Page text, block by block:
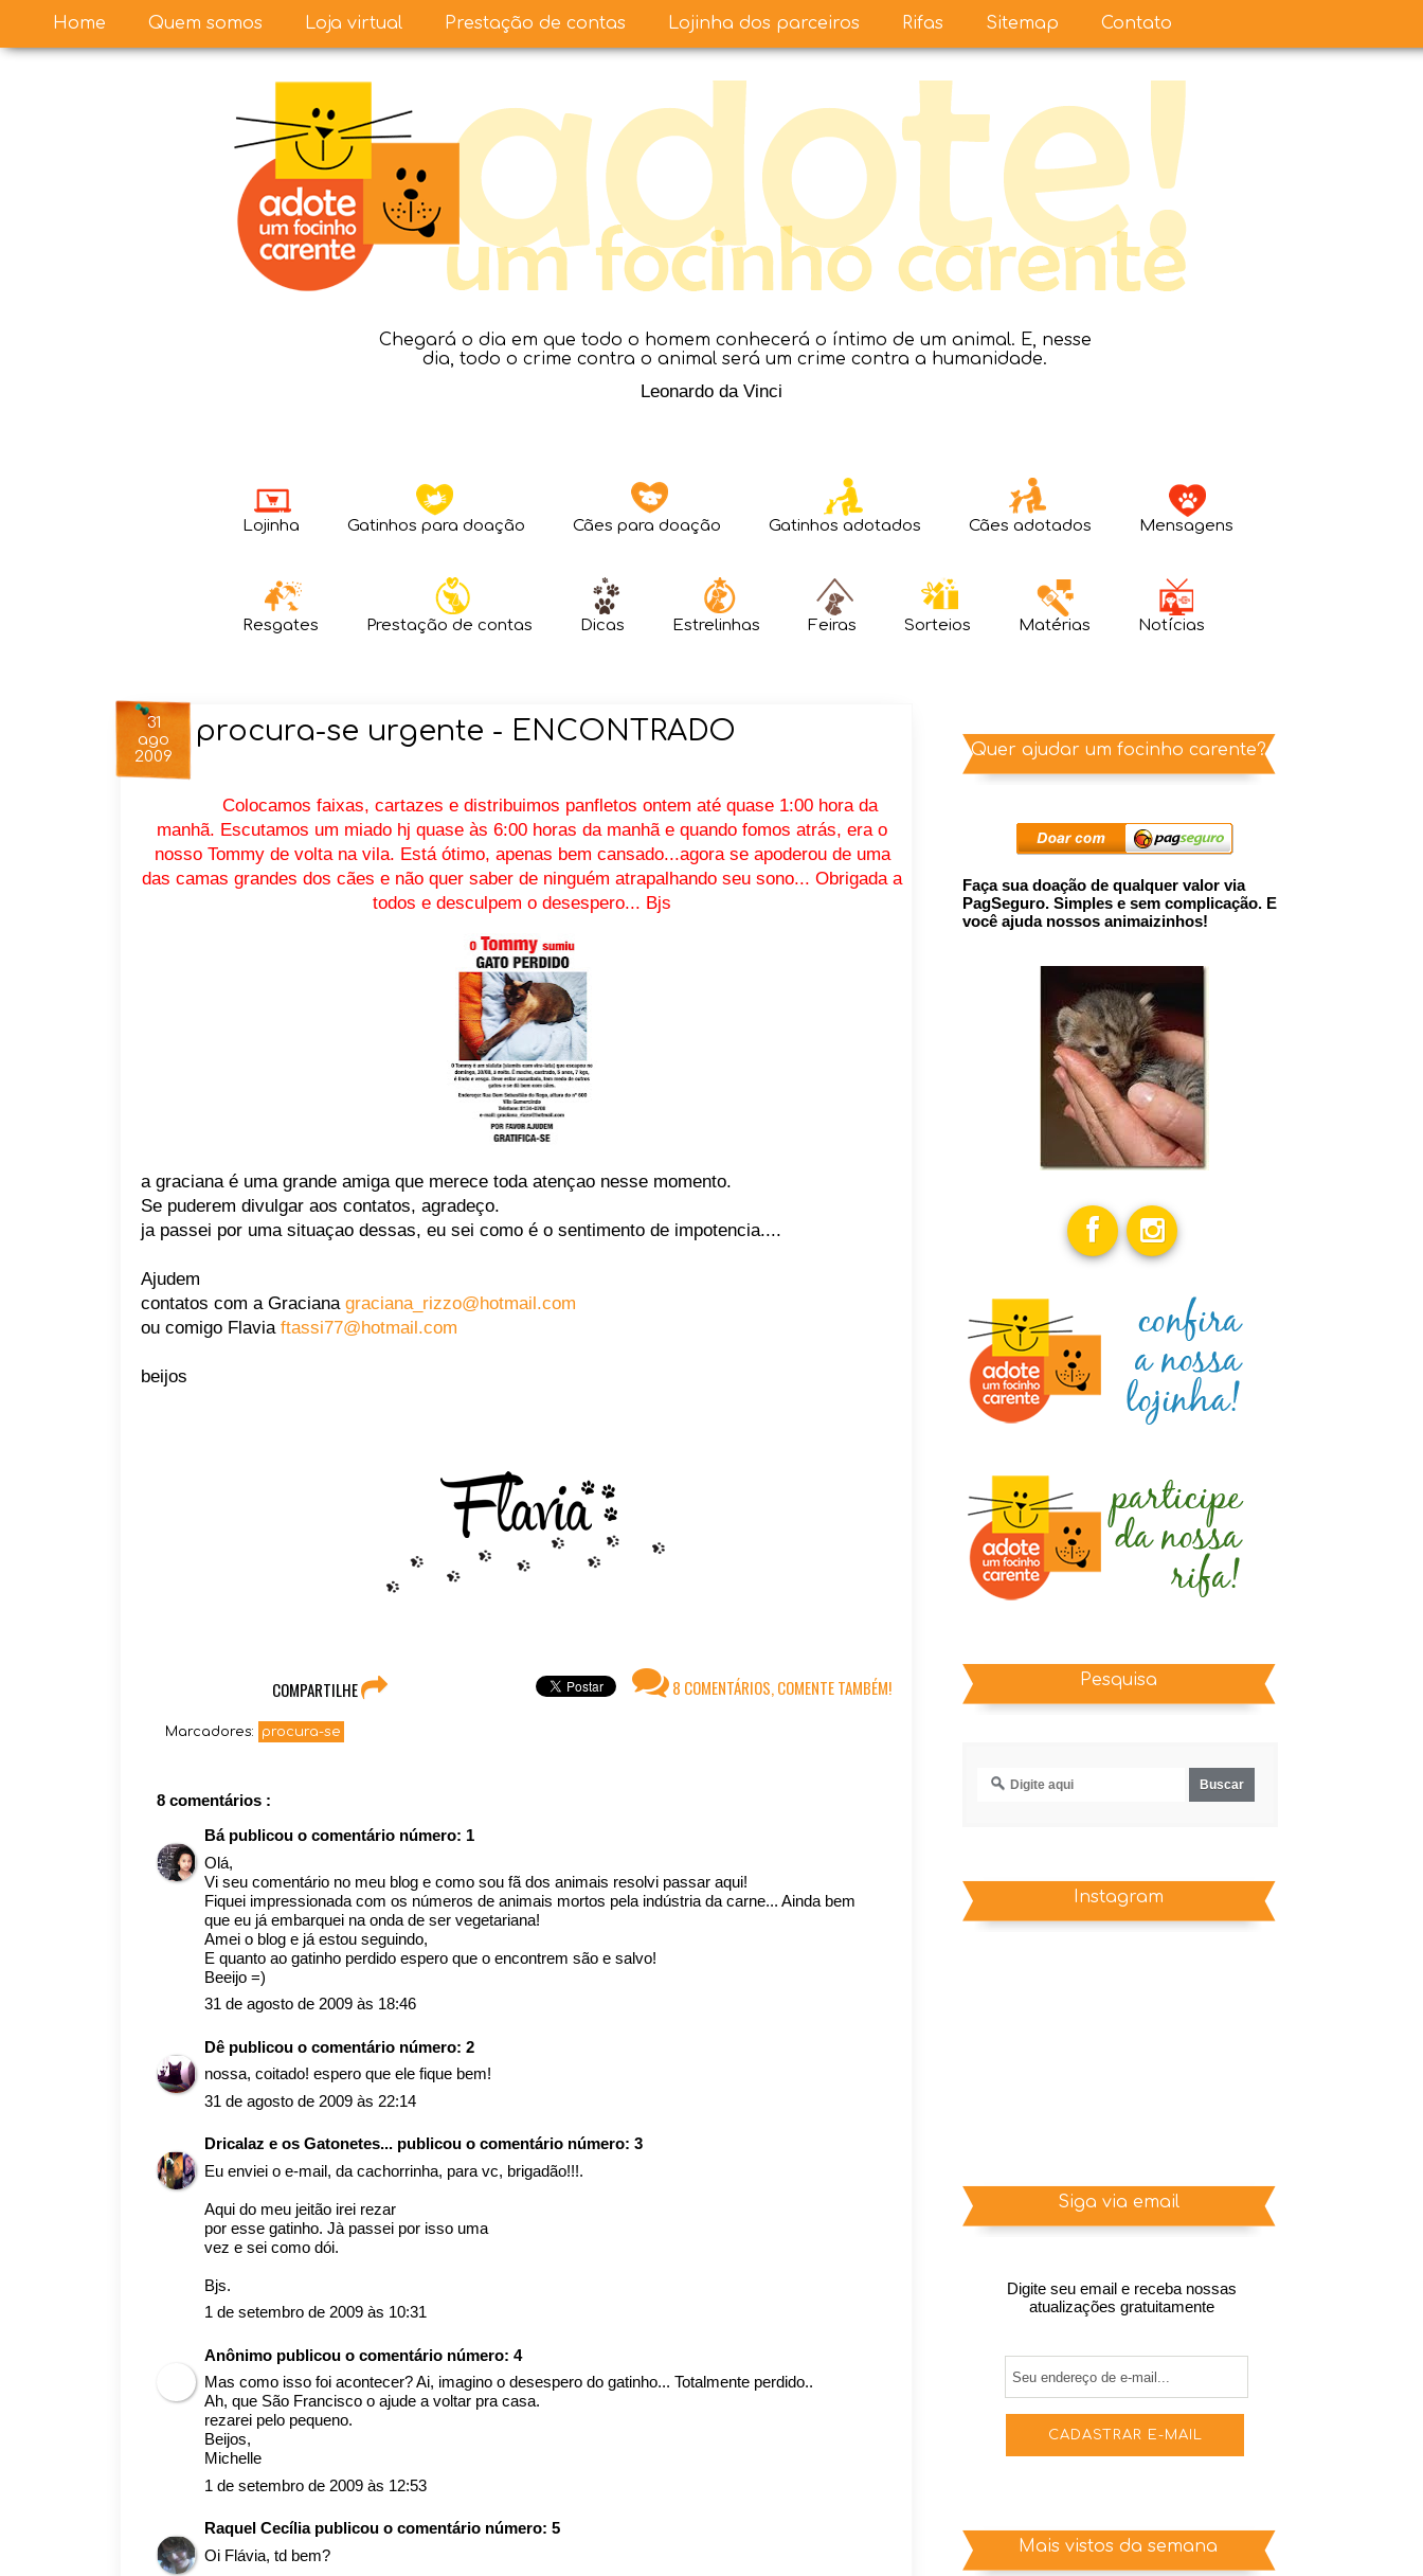
Chegará o dia em que todo o homem conhecerá o íntimo de um animal. E, nesse
dia, todo o crime contra o animal será um crime contra a humanidade.
Leonardo da Vinci
Lojinha Gatinhos para doação Cães para doação Gatinhos adotados Cães adotados Mensagens
Resgates Prestação de contas Dicas Estrelinhas Feiras Sorteios Matérias Notícias
31
ago
2009
procura-se urgente - ENCONTRADO
Colocamos faixas, cartazes e distribuimos panfletos ontem até quase 1:00 hora da
manhã. Escutamos um miado hj quase às 6:00 horas da manhã e quando fomos atrás, era o
nosso Tommy de volta na vila. Está ótimo, apenas bem cansado...agora se apoderou de uma
das camas grandes dos cães e não quer saber de ninguém atrapalhando seu sono... Obrigada a
todos e desculpem o desespero... Bjs
a graciana é uma grande amiga que merece toda atençao nesse momento.
Se puderem divulgar aos contatos, agradeço.
ja passei por uma situaçao dessas, eu sei como é o sentimento de impotencia....
Ajudem
contatos com a Graciana graciana_rizzo@hotmail.com
ou comigo Flavia ftassi77@hotmail.com
beijos
8 COMENTÁRIOS, COMENTE TAMBÉM!
COMPARTILHE
Marcadores: procura-se
8 comentários :
Bá publicou o comentário número: 1
Olá,
Vi seu comentário no meu blog e como sou fã dos animais resolvi passar aqui!
Fiquei impressionada com os números de animais mortos pela indústria da carne... Ainda bem
que eu já embarquei na onda de ser vegetariana!
Amei o blog e já estou seguindo,
E quanto ao gatinho perdido espero que o encontrem são e salvo!
Beeijo =)
31 de agosto de 2009 às 18:46
Dê publicou o comentário número: 2
nossa, coitado! espero que ele fique bem!
31 de agosto de 2009 às 22:14
Dricalaz e os Gatonetes... publicou o comentário número: 3
Eu enviei o e-mail, da cachorrinha, para vc, brigadão!!!.
Aqui do meu jeitão irei rezar
por esse gatinho. Jà passei por isso uma
vez e sei como dói.
Bjs.
1 de setembro de 2009 às 10:31
Anônimo publicou o comentário número: 4
Mas como isso foi acontecer? Ai, imagino o desespero do gatinho... Totalmente perdido..
Ah, que São Francisco o ajude a voltar pra casa.
rezarei pelo pequeno.
Beijos,
Michelle
1 de setembro de 2009 às 12:53
Raquel Cecília publicou o comentário número: 5
Oi Flávia, td bem?
Home Quem somos Loja virtual Prestação de contas Lojinha dos parceiros Rifas Sitemap Contato
Quer ajudar um focinho carente?
Faça sua doação de qualquer valor via
PagSeguro. Simples e sem complicação. E
você ajuda nossos animaizinhos!
Pesquisa
Instagram
Siga via email
Digite seu email e receba nossas
atualizações gratuitamente
Mais vistos da semana